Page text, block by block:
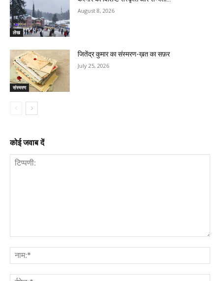
लेख
August 8, 2026
संस्मरण
जितेंद्र कुमार का संस्मरण-ख़त का सफ़र
July 25, 2026
कोई जवाब दें